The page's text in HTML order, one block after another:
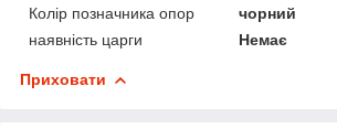
Колір позначника опор
чорний
наявність царги
Немає
Приховати